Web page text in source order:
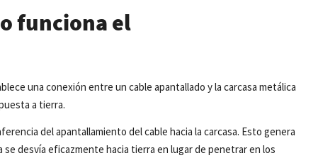
funciona el
una conexión entre un cable apantallado y la carcasa metálica
a tierra.
del apantallamiento del cable hacia la carcasa. Esto genera
desvía eficazmente hacia tierra en lugar de penetrar en los